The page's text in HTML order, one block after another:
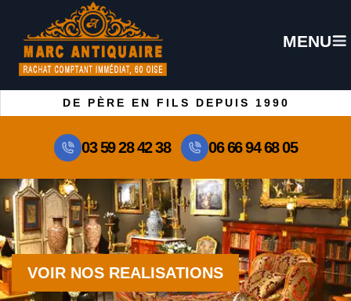
MENU
DE PÈRE EN FILS DEPUIS 1990
03 59 28 42 38 06 66 94 68 05
VOIR NOS REALISATIONS